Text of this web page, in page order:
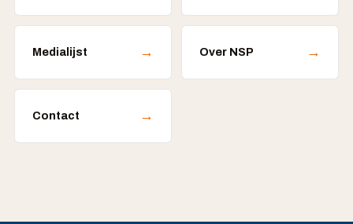
Medialijst → Over NSP →
Contact →